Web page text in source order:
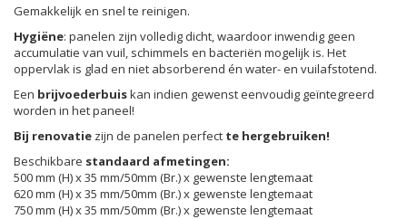
Gemakkelijk en snel te reinigen.
Hygiëne: panelen zijn volledig dicht, waardoor inwendig geen
accumulatie van vuil, schimmels en bacteriën mogelijk is. Het
oppervlak is glad en niet absorberend én water- en vuilafstotend.
Een brijvoederbuiskan indien gewenst eenvoudig geïntegreerd
worden in het paneel!
Bij renovatie zijn de panelen perfect te hergebruiken!
Beschikbare standaard afmetingen:
500 mm (H) x 35 mm/50mm (Br.) x gewenste lengtemaat
620 mm (H) x 35 mm/50mm (Br.) x gewenste lengtemaat
750 mm (H) x 35 mm/50mm (Br.) x gewenste lengtemaat